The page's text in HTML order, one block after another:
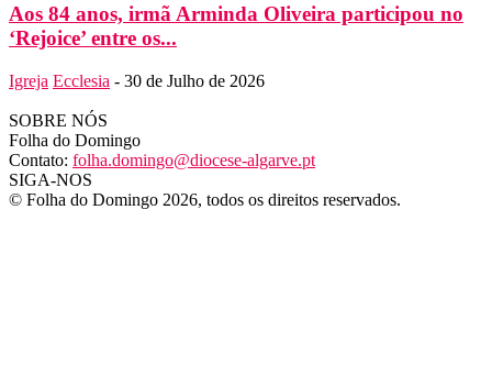
Aos 84 anos, irmã Arminda Oliveira participou no
‘Rejoice’ entre os...
Igreja Ecclesia - 30 de Julho de 2026
SOBRE NÓS
Folha do Domingo
Contato: folha.domingo@diocese-algarve.pt
SIGA-NOS
© Folha do Domingo 2026, todos os direitos reservados.